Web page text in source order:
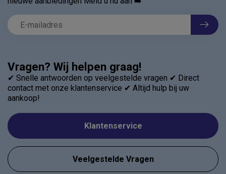
Vragen? Wij helpen graag!
✔ Snelle antwoorden op veelgestelde vragen ✔ Direct
contact met onze klantenservice ✔ Altijd hulp bij uw
aankoop!
Klantenservice
Veelgestelde Vragen